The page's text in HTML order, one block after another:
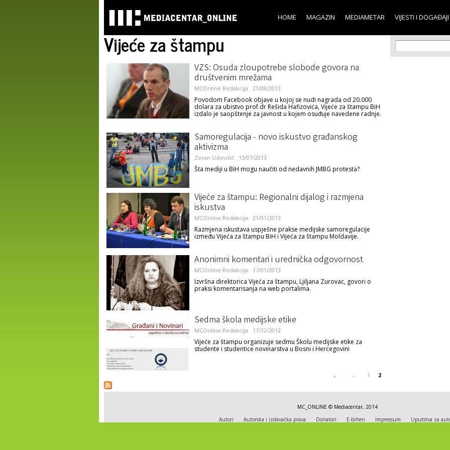
main
content
HOME MAGAZIN MEDIAMETAR VIJESTI I DOGAĐAJI
Vijeće za štampu
VZS: Osuda zloupotrebe slobode govora na
društvenim mrežama
MCOnline Redakcija 21/08/2013
Povodom Facebook objave u kojoj se nudi nagrada od 20.000
dolara za ubistvo prof.dr Rešida Hafizovića, Vijeće za štampu BiH
izdalo je saopštenje za javnost u kojem osuđuje navedene radnje.
Samoregulacija - novo iskustvo građanskog
aktivizma
Zoran Udovičić 15/07/2013
Šta mediji u BiH mogu naučiti od nedavnih JMBG protesta?
Vijeće za štampu: Regionalni dijalog i razmjena
iskustva
MCOnline Redakcija 21/01/2013
Razmjena iskustava uspješne prakse medijske samoregulacije
između Vijeća za štampu BiH i Vijeća za štampu Moldavije.
Anonimni komentari i urednička odgovornost
MCOnline Redakcija 17/01/2013
Izvršna direktorica Vijeća za štampu, Ljiljana Zurovac, govori o
praksi komentarisanja na web portalima.
Sedma škola medijske etike
MCOnline Redakcija 17/12/2012
Vijeće za štampu organizuje sedmu Školu medijske etike za
studente i studentice novinarstva u Bosni i Hercegovini
Pages « ‹ 1 2
Search
Search
MC_ONLINE © Mediacentar, 2014
Autori
Autorska i izdavačka prava Donatori E-bilten Impressum Uputstva za